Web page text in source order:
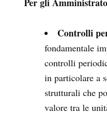
Controlli
fondamentale
controlli
in particolare a
strutturali che
valore tra le